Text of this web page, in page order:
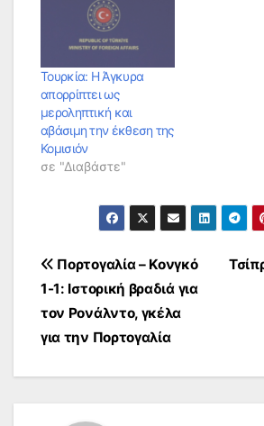
Τουρκία: Η Άγκυρα
απορρίπτει ως
μεροληπτική και
αβάσιμη την έκθεση της
Κομισιόν
σε "Διαβάστε"
Πλοήγηση
άρθρων
Πορτογαλία – Κονγκό
1-1: Ιστορική βραδιά για
τον Ρονάλντο, γκέλα
για την Πορτογαλία